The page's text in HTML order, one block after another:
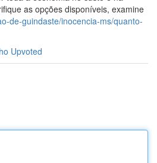
as opções disponíveis, examine
de-guindaste/inocencia-ms/quanto-
Upvoted